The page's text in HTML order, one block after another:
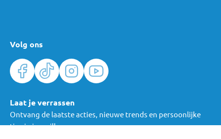
Volg ons
Laat je verrassen
Ontvang de laatste acties, nieuwe trends en persoonlijke
tips in je mailbox.